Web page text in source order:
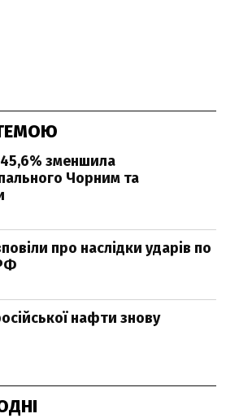
45,6% зменшила
Чорним та
про наслідки ударів по
нафти знову